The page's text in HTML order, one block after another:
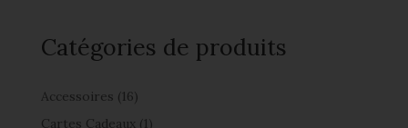
Catégories de produits
Accessoires (16)
Cartes Cadeaux (1)